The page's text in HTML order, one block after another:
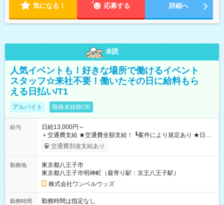
気になる！ 応募する 詳細へ
未読
人気イベントも！好きな場所で働けるイベント
スタッフ☆来社不要！働いたその日に給料もら
える日払い/T1
アルバイト 職種未経験OK
給与
日給13,000円～
＋交通費支給 ★交通費全額支給！ ┗案件により規定あり ★日払
いOK！（規定あり） ┗働いたその日に現金GET♪ お仕事後はコ
ンビニATMから 日払い分を引き落とせます！ 【試用期間】試
交通費別途支給あり
勤務地
東京都八王子市
東京都八王子市明神町（最寄り駅：京王八王子駅）
株式会社ワンベルウッズ
勤務時間
勤務時間は指定なし